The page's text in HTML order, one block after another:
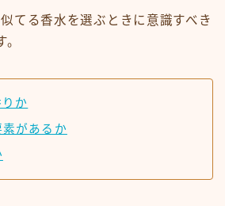
てる香水を選ぶときに意識すべき
か
があるか